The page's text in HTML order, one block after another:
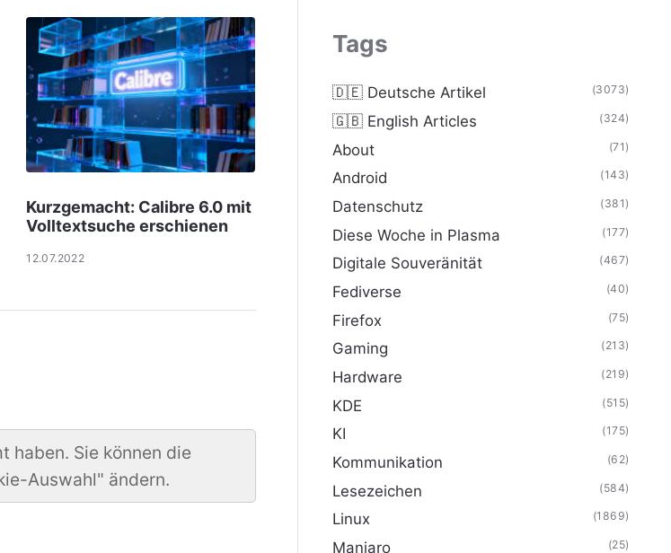
Kurzgemacht: Calibre 6.0 mit
Volltextsuche erschienen
12.07.2022
haben. Sie können die
Auswahl" ändern.
Tags
🇩🇪 Deutsche Artikel (3073)
🇬🇧 English Articles (324)
About (71)
Android (143)
Datenschutz (381)
Diese Woche in Plasma (177)
Digitale Souveränität (467)
Fediverse (40)
Firefox (75)
Gaming (213)
Hardware (219)
KDE (515)
KI (175)
Kommunikation (62)
Lesezeichen (584)
Linux (1869)
Manjaro (25)